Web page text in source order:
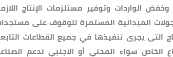
الواردات وتوفير مستلزمات الإنتاج
الميدانية المستمرة للوقوف على
التى يجرى تنفيذها في جميع القطاعات
الخاص سواء المحلي أو الأجنبي لدعم